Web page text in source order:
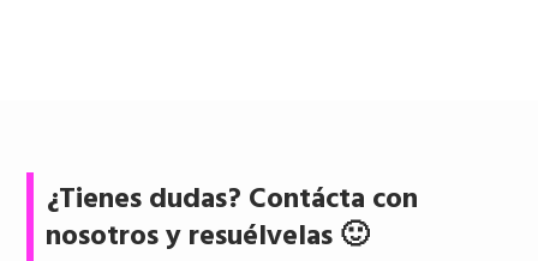
¿Tienes dudas? Contácta con
nosotros y resuélvelas 🙂